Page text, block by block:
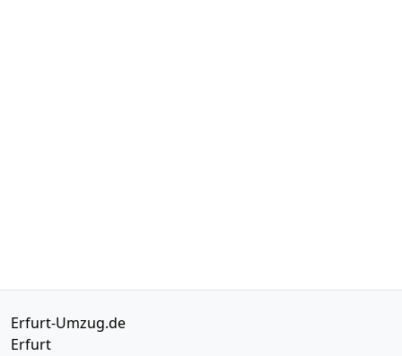
Erfurt-Umzug.de
Erfurt